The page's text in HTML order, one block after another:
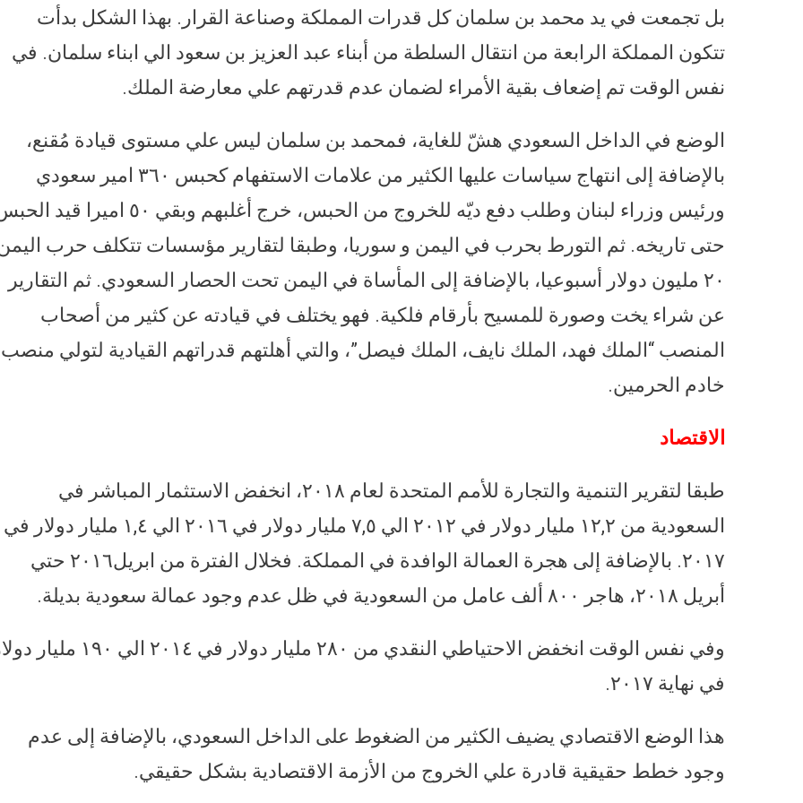
بل تجمعت في يد محمد بن سلمان كل قدرات المملكة وصناعة القرار. بهذا الشكل بدأت
تتكون المملكة الرابعة من انتقال السلطة من أبناء عبد العزيز بن سعود الي ابناء سلمان. في
نفس الوقت تم إضعاف بقية الأمراء لضمان عدم قدرتهم علي معارضة الملك.
الوضع في الداخل السعودي هشّ للغاية، فمحمد بن سلمان ليس علي مستوى قيادة مُقنع،
بالإضافة إلى انتهاج سياسات عليها الكثير من علامات الاستفهام كحبس ٣٦٠ امير سعودي
ورئيس وزراء لبنان وطلب دفع ديّه للخروج من الحبس، خرج أغلبهم وبقي ٥٠ اميرا قيد
حتى تاريخه. ثم التورط بحرب في اليمن و سوريا، وطبقا لتقارير مؤسسات تتكلف حرب
٢٠ مليون دولار أسبوعيا، بالإضافة إلى المأساة في اليمن تحت الحصار السعودي. ثم التقارير
عن شراء يخت وصورة للمسيح بأرقام فلكية. فهو يختلف في قيادته عن كثير من أصحاب
المنصب “الملك فهد، الملك نايف، الملك فيصل”، والتي أهلتهم قدراتهم القيادية لتولي منصب
خادم الحرمين.
الاقتصاد
طبقا لتقرير التنمية والتجارة للأمم المتحدة لعام ٢٠١٨، انخفض الاستثمار المباشر في
السعودية من ١٢,٢ مليار دولار في ٢٠١٢ الي ٧,٥ مليار دولار في ٢٠١٦ الي ١,٤ مليار دولار في
٢٠١٧. بالإضافة إلى هجرة العمالة الوافدة في المملكة. فخلال الفترة من ابريل٢٠١٦ حتي
أبريل ٢٠١٨، هاجر ٨٠٠ ألف عامل من السعودية في ظل عدم وجود عمالة سعودية بديلة.
وفي نفس الوقت انخفض الاحتياطي النقدي من ٢٨٠ مليار دولار في ٢٠١٤ الي ١٩٠
في نهاية ٢٠١٧.
هذا الوضع الاقتصادي يضيف الكثير من الضغوط على الداخل السعودي، بالإضافة إلى عدم
وجود خطط حقيقية قادرة علي الخروج من الأزمة الاقتصادية بشكل حقيقي.